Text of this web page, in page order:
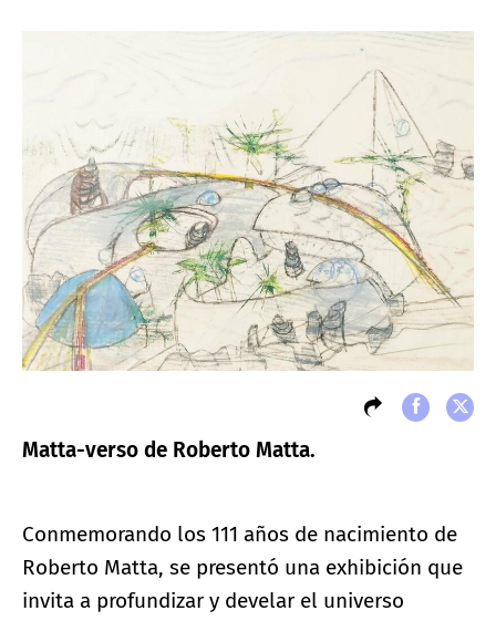
Matta-verso de Roberto Matta.
Conmemorando los 111 años de nacimiento de
Roberto Matta, se presentó una exhibición que
invita a profundizar y develar el universo